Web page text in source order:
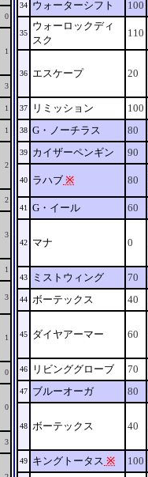
0
1
3
1
1
2
2
3
1
3
1
0
0
3
34 ウォーターシフト 100
35
ウォーロックディ
スク
110
36 エスケープ 20
37 リミッション 100
38 G・ノーチラス 80
39 カイザーペンギン 90
40 ラハブ ※ 80
41 G・イール 60
42 マナ 0
43 ミストウィング 70
44 ボーテックス 40
45 ダイヤアーマー 60
46 リビンググローブ 70
47 ブルーオーガ 80
48 ボーテックス 40
49 キングトータス ※ 100